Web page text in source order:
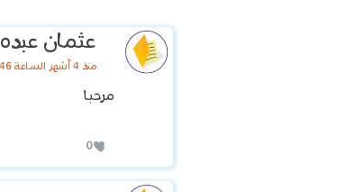
عثمان عبده
منذ 4 أشهر الساعة 21:46
مرحبا
0